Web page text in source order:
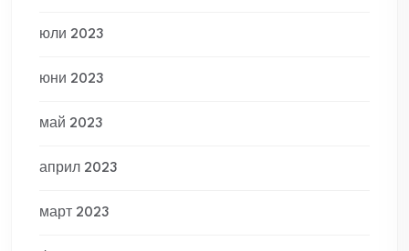
юли 2023
юни 2023
май 2023
април 2023
март 2023